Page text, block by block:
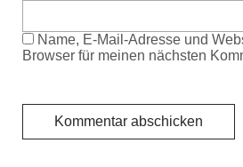
Name, E-Mail-Adresse und
Browser für meinen nächsten